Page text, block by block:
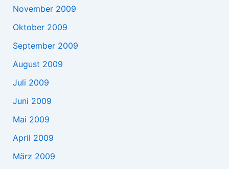
November 2009
Oktober 2009
September 2009
August 2009
Juli 2009
Juni 2009
Mai 2009
April 2009
März 2009